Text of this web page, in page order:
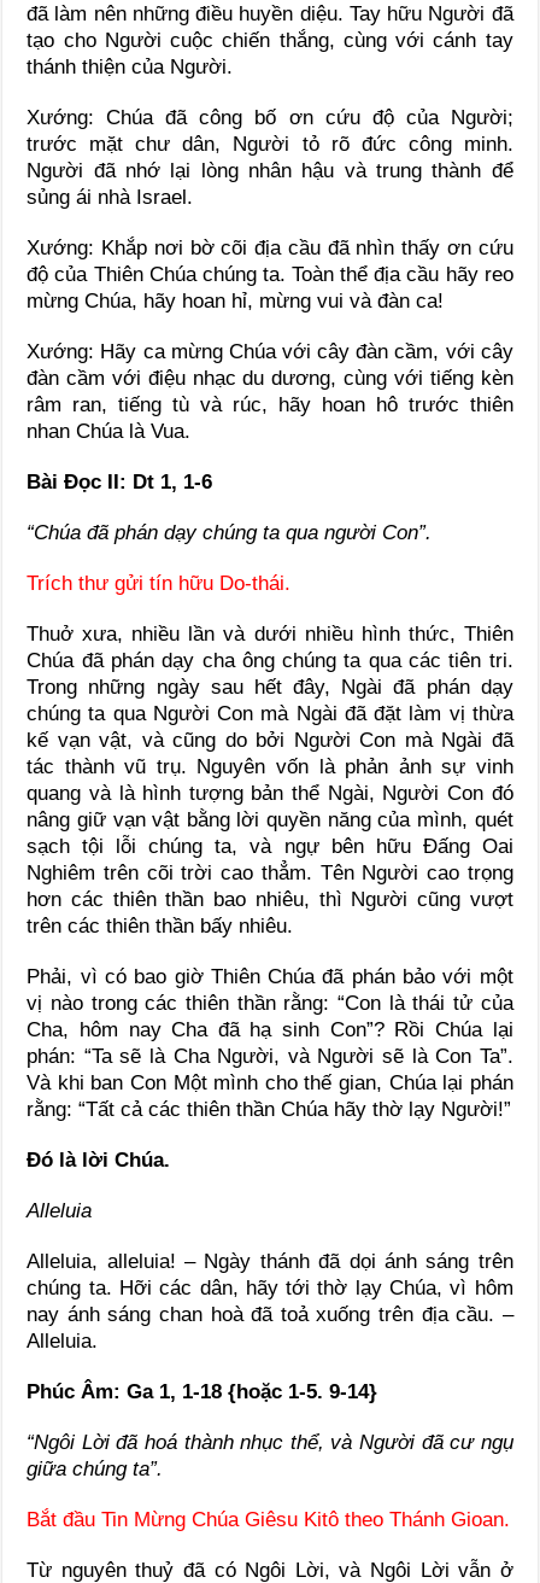
đã làm nên những điều huyền diệu. Tay hữu Người đã
tạo cho Người cuộc chiến thắng, cùng với cánh tay
thánh thiện của Người.
Xướng: Chúa đã công bố ơn cứu độ của Người;
trước mặt chư dân, Người tỏ rõ đức công minh.
Người đã nhớ lại lòng nhân hậu và trung thành để
sủng ái nhà Israel.
Xướng: Khắp nơi bờ cõi địa cầu đã nhìn thấy ơn cứu
độ của Thiên Chúa chúng ta. Toàn thể địa cầu hãy reo
mừng Chúa, hãy hoan hỉ, mừng vui và đàn ca!
Xướng: Hãy ca mừng Chúa với cây đàn cầm, với cây
đàn cầm với điệu nhạc du dương, cùng với tiếng kèn
râm ran, tiếng tù và rúc, hãy hoan hô trước thiên
nhan Chúa là Vua.
Bài Ðọc II: Dt 1, 1-6
“Chúa đã phán dạy chúng ta qua người Con”.
Trích thư gửi tín hữu Do-thái.
Thuở xưa, nhiều lần và dưới nhiều hình thức, Thiên
Chúa đã phán dạy cha ông chúng ta qua các tiên tri.
Trong những ngày sau hết đây, Ngài đã phán dạy
chúng ta qua Người Con mà Ngài đã đặt làm vị thừa
kế vạn vật, và cũng do bởi Người Con mà Ngài đã
tác thành vũ trụ. Nguyên vốn là phản ảnh sự vinh
quang và là hình tượng bản thể Ngài, Người Con đó
nâng giữ vạn vật bằng lời quyền năng của mình, quét
sạch tội lỗi chúng ta, và ngự bên hữu Ðấng Oai
Nghiêm trên cõi trời cao thẳm. Tên Người cao trọng
hơn các thiên thần bao nhiêu, thì Người cũng vượt
trên các thiên thần bấy nhiêu.
Phải, vì có bao giờ Thiên Chúa đã phán bảo với một
vị nào trong các thiên thần rằng: “Con là thái tử của
Cha, hôm nay Cha đã hạ sinh Con”? Rồi Chúa lại
phán: “Ta sẽ là Cha Người, và Người sẽ là Con Ta”.
Và khi ban Con Một mình cho thế gian, Chúa lại phán
rằng: “Tất cả các thiên thần Chúa hãy thờ lạy Người!”
Ðó là lời Chúa.
Alleluia
Alleluia, alleluia! – Ngày thánh đã dọi ánh sáng trên
chúng ta. Hỡi các dân, hãy tới thờ lạy Chúa, vì hôm
nay ánh sáng chan hoà đã toả xuống trên địa cầu. –
Alleluia.
Phúc Âm: Ga 1, 1-18 {hoặc 1-5. 9-14}
“Ngôi Lời đã hoá thành nhục thể, và Người đã cư ngụ
giữa chúng ta”.
Bắt đầu Tin Mừng Chúa Giêsu Kitô theo Thánh Gioan.
Từ nguyên thuỷ đã có Ngôi Lời, và Ngôi Lời vẫn ở